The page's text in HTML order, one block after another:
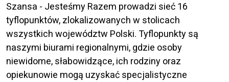
Szansa - Jesteśmy Razem prowadzi sieć 16
tyflopunktów, zlokalizowanych w stolicach
wszystkich województw Polski. Tyflopunkty są
naszymi biurami regionalnymi, gdzie osoby
niewidome, słabowidzące, ich rodziny oraz
opiekunowie mogą uzyskać specjalistyczne